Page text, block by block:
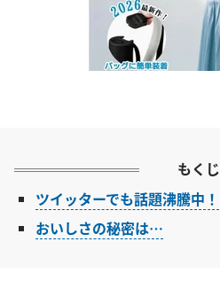
もくじ
ツイッターでも話題沸騰中！
おいしさの秘密は…